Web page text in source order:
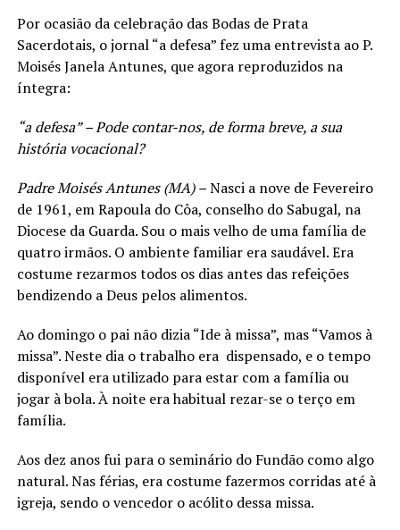
Por ocasião da celebração das Bodas de Prata
Sacerdotais, o jornal “a defesa” fez uma entrevista ao P.
Moisés Janela Antunes, que agora reproduzidos na
íntegra:
“a defesa” – Pode contar-nos, de forma breve, a sua
história vocacional?
Padre Moisés Antunes (MA) –Nasci a nove de Fevereiro
de 1961, em Rapoula do Côa, conselho do Sabugal, na
Diocese da Guarda. Sou o mais velho de uma família de
quatro irmãos. O ambiente familiar era saudável. Era
costume rezarmos todos os dias antes das refeições
bendizendo a Deus pelos alimentos.
Ao domingo o pai não dizia “Ide à missa”, mas “Vamos à
missa”. Neste dia o trabalho era dispensado, e o tempo
disponível era utilizado para estar com a família ou
jogar à bola. À noite era habitual rezar-se o terço em
família.
Aos dez anos fui para o seminário do Fundão como algo
natural. Nas férias, era costume fazermos corridas até à
igreja, sendo o vencedor o acólito dessa missa.